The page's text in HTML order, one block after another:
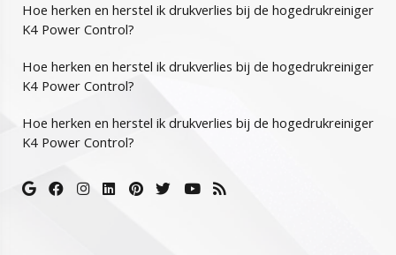
Hoe herken en herstel ik drukverlies bij de hogedrukreiniger
K4 Power Control?
Hoe herken en herstel ik drukverlies bij de hogedrukreiniger
K4 Power Control?
Hoe herken en herstel ik drukverlies bij de hogedrukreiniger
K4 Power Control?